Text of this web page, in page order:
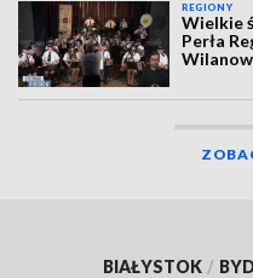
REGIONY
Wielkie
Perła
BIAŁYSTOK /